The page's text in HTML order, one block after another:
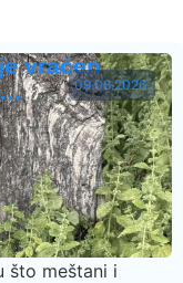
09.08.2026.
vraćen
što meštani i